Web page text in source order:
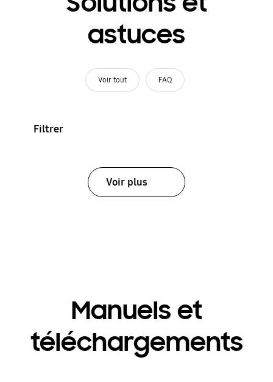
astuces
Voir tout FAQ
Filtrer
Voir plus
Manuels et
téléchargements